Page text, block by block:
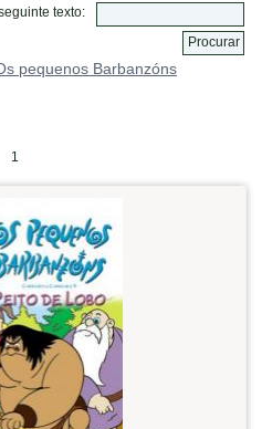
texto:
pequenos Barbanzóns
1